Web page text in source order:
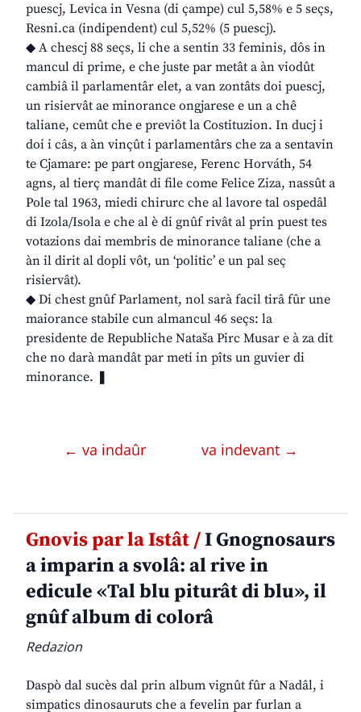
puescj, Levica in Vesna (di çampe) cul 5,58% e 5 seçs,
Resni.ca (indipendent) cul 5,52% (5 puescj).
◆ A chescj 88 seçs, li che a sentin 33 feminis, dôs in
mancul di prime, e che juste par metât a àn viodût
cambiâ il parlamentâr elet, a van zontâts doi puescj,
un risiervât ae minorance ongjarese e un a chê
taliane, cemût che e previôt la Costituzion. In ducj i
doi i câs, a àn vinçût i parlamentârs che za a sentavin
te Cjamare: pe part ongjarese, Ferenc Horváth, 54
agns, al tierç mandât di file come Felice Ziza, nassût a
Pole tal 1963, miedi chirurc che al lavore tal ospedâl
di Izola/Isola e che al è di gnûf rivât al prin puest tes
votazions dai membris de minorance taliane (che a
àn il dirit al dopli vôt, un ‘politic’ e un pal seç
risiervât).
◆ Di chest gnûf Parlament, nol sarà facil tirâ fûr une
maiorance stabile cun almancul 46 seçs: la
presidente de Republiche Nataša Pirc Musar e à za dit
che no darà mandât par meti in pîts un guvier di
minorance. ❚
← va indaûr va indevant →
Gnovis par la Istât /I Gnognosaurs
a imparin a svolâ: al rive in
edicule «Tal blu piturât di blu», il
gnûf album di colorâ
Redazion
Daspò dal sucès dal prin album vignût fûr a Nadâl, i
simpatics dinosauruts che a fevelin par furlan a